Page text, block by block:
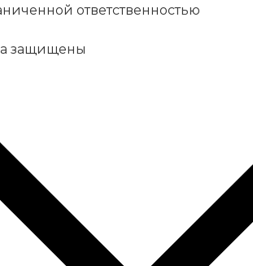
ответственностью
защищены